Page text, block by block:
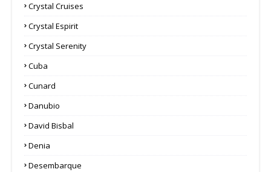
Crystal Cruises
Crystal Espirit
Crystal Serenity
Cuba
Cunard
Danubio
David Bisbal
Denia
Desembarque